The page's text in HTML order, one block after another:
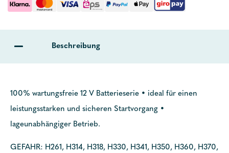
Beschreibung
100% wartungsfreie 12 V Batterieserie • ideal für einen
leistungsstarken und sicheren Startvorgang •
lageunabhängiger Betrieb.
GEFAHR: H261, H314, H318, H330, H341, H350, H360, H370,